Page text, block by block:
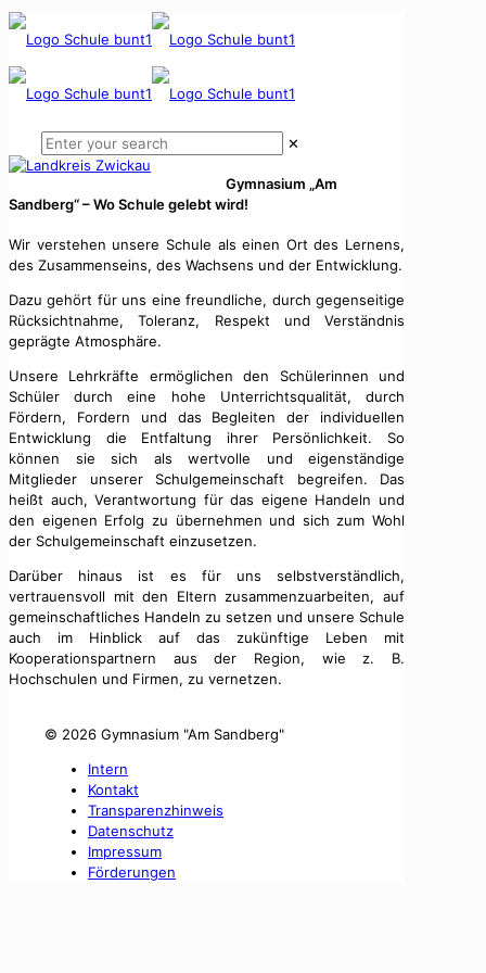
✕
Gymnasium „Am
Sandberg“ – Wo Schule gelebt wird!
Wir verstehen unsere Schule als einen Ort des Lernens,
des Zusammenseins, des Wachsens und der Entwicklung.
Dazu gehört für uns eine freundliche, durch gegenseitige
Rücksichtnahme, Toleranz, Respekt und Verständnis
geprägte Atmosphäre.
Unsere Lehrkräfte ermöglichen den Schülerinnen und
Schüler durch eine hohe Unterrichtsqualität, durch
Fördern, Fordern und das Begleiten der individuellen
Entwicklung die Entfaltung ihrer Persönlichkeit. So
können sie sich als wertvolle und eigenständige
Mitglieder unserer Schulgemeinschaft begreifen. Das
heißt auch, Verantwortung für das eigene Handeln und
den eigenen Erfolg zu übernehmen und sich zum Wohl
der Schulgemeinschaft einzusetzen.
Darüber hinaus ist es für uns selbstverständlich,
vertrauensvoll mit den Eltern zusammenzuarbeiten, auf
gemeinschaftliches Handeln zu setzen und unsere Schule
auch im Hinblick auf das zukünftige Leben mit
Kooperationspartnern aus der Region, wie z. B.
Hochschulen und Firmen, zu vernetzen.
© 2026 Gymnasium "Am Sandberg"
Intern
Kontakt
Transparenzhinweis
Datenschutz
Impressum
Förderungen